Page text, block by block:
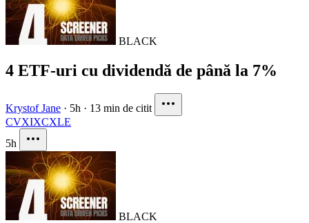
BLACK
4 ETF-uri cu dividendă de până la 7%
Krystof Jane · 5h · 13 min de citit
CVXIXCXLE
5h
BLACK